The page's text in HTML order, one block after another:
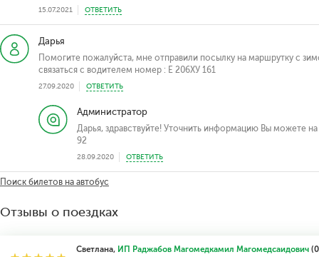
15.07.2021 ОТВЕТИТЬ
Дарья
Помогите пожалуйста, мне отправили посылку на маршрутку с
связаться с водителем номер : E 206XУ 161
27.09.2020 ОТВЕТИТЬ
Администратор
Дарья, здравствуйте! Уточнить информацию Вы можете
92
28.09.2020 ОТВЕТИТЬ
Поиск билетов на автобус
Отзывы о поездках
Светлана, ИП Раджабов Магомедкамил Магомедсаидович